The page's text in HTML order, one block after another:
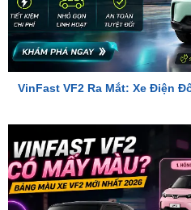
VinFast VF2 Ra Mắt: Xe Điện